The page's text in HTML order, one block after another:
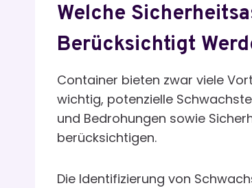
Welche
Berücksichtigt
Container bieten zwar viele
wichtig, potenzielle
und Bedrohungen sowie
berücksichtigen.
Die Identifizierung von